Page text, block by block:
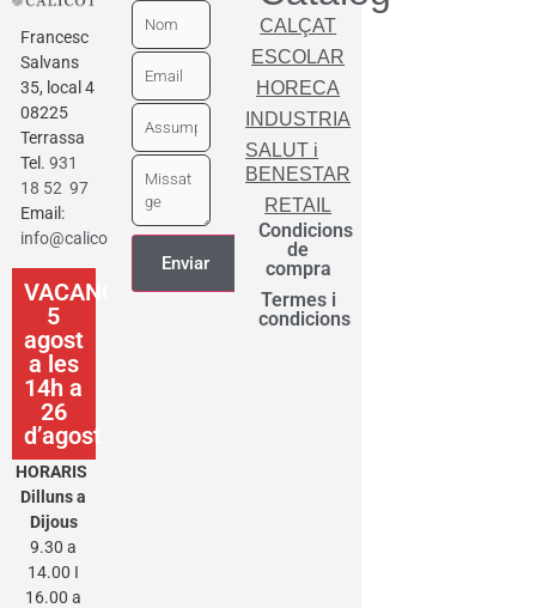
Francesc
Salvans
35, local 4
08225
Terrassa
Tel. 931
18 52 97
Email:
info@calicot.cat
VACANCES
5
agost
a les
14h a
26
d’agost
HORARIS
Dilluns a
Dijous
9.30 a
14.00 I
16.00 a
CALÇAT
ESCOLAR
HORECA
INDUSTRIA
SALUT i
BENESTAR
RETAIL
Condicions
de
compra
Termes i
condicions